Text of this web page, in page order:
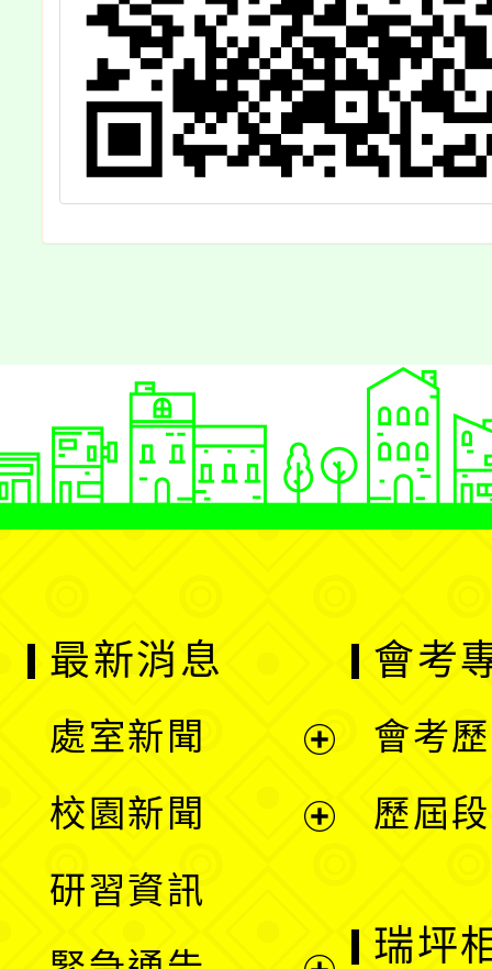
最新消息
處室新聞
校園新聞
研習資訊
會考
會考
歷屆
瑞坪